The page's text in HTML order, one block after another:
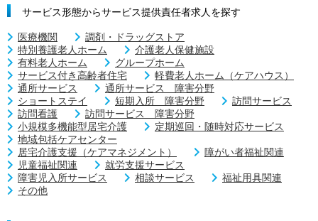
サービス形態からサービス提供責任者求人を探す
医療機関
調剤・ドラッグストア
特別養護老人ホーム
介護老人保健施設
有料老人ホーム
グループホーム
サービス付き高齢者住宅
軽費老人ホーム（ケアハウス）
通所サービス
通所サービス 障害分野
ショートステイ
短期入所 障害分野
訪問サービス
訪問看護
訪問サービス 障害分野
小規模多機能型居宅介護
定期巡回・随時対応サービス
地域包括ケアセンター
居宅介護支援（ケアマネジメント）
障がい者福祉関連
児童福祉関連
就労支援サービス
障害児入所サービス
相談サービス
福祉用具関連
その他